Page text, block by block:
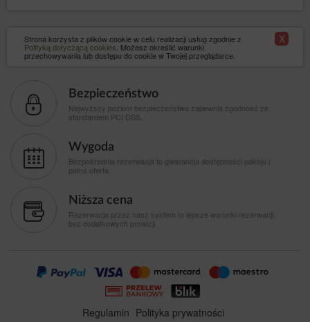
Strona korzysta z plików cookie w celu realizacji usług zgodnie z
Polityką dotyczącą cookies. Możesz określić warunki
przechowywania lub dostępu do cookie w Twojej przeglądarce.
X
Bezpieczeństwo
Najwyższy poziom bezpieczeństwa zapewnia zgodność ze
standardem PCI DSS.
Wygoda
Bezpośrednia rezerwacja to gwarancja dostępności pokoju i
pełna oferta.
Niższa cena
Rezerwacja przez nasz system to lepsze warunki rezerwacji,
bez dodatkowych prowizji.
Regulamin Polityka prywatności